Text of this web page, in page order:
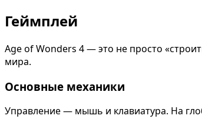
Геймплей
Age of Wonders 4 — это не просто
мира.
Основные механики
Управление — мышь и клавиатура. На